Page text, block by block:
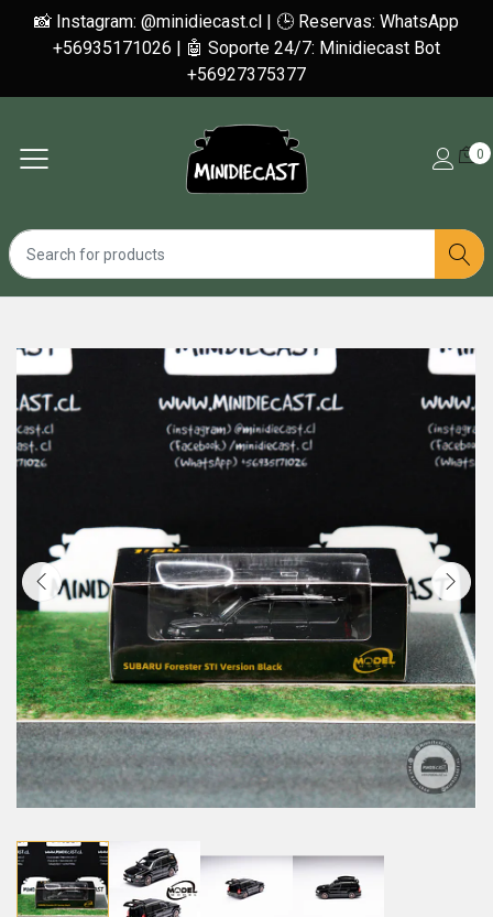
📸 Instagram: @minidiecast.cl | 🕒 Reservas: WhatsApp
+56935171026 | 🤖 Soporte 24/7: Minidiecast Bot
+56927375377
0